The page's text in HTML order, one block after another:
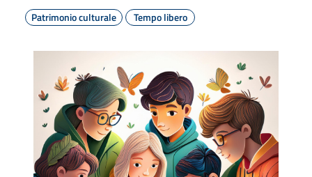
Patrimonio culturale
Tempo libero